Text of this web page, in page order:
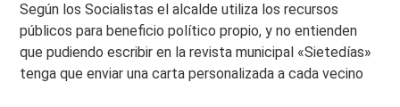
Según los Socialistas el alcalde utiliza los recursos
públicos para beneficio político propio, y no entienden
que pudiendo escribir en la revista municipal «Sietedías»
tenga que enviar una carta personalizada a cada vecino